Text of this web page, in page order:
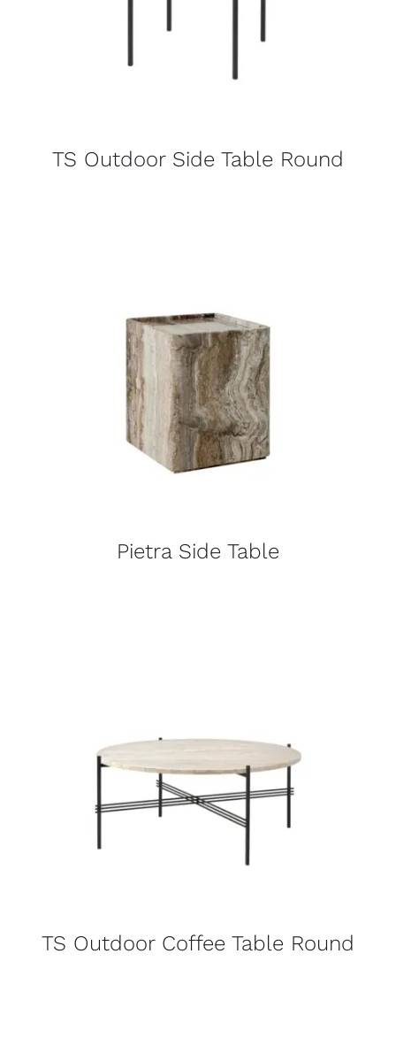
TS Outdoor Side Table Round
Pietra Side Table
TS Outdoor Coffee Table Round